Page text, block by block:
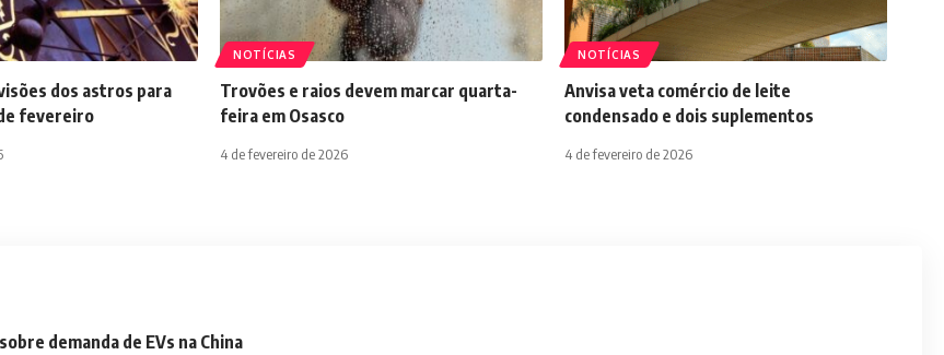
dos astros para
fevereiro
NOTÍCIAS
Trovões e raios devem marcar quarta-
feira em Osasco
4 de fevereiro de 2026
NOTÍCIAS
Anvisa veta comércio de leite
condensado e dois suplementos
4 de fevereiro de 2026
demanda de EVs na China